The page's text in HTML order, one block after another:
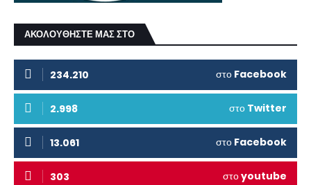
ΑΚΟΛΟΥΘΗΣΤΕ ΜΑΣ ΣΤΟ
234.210 στο Facebook
2.998 στο Twitter
13.061 στο Facebook
303 στοyoutube